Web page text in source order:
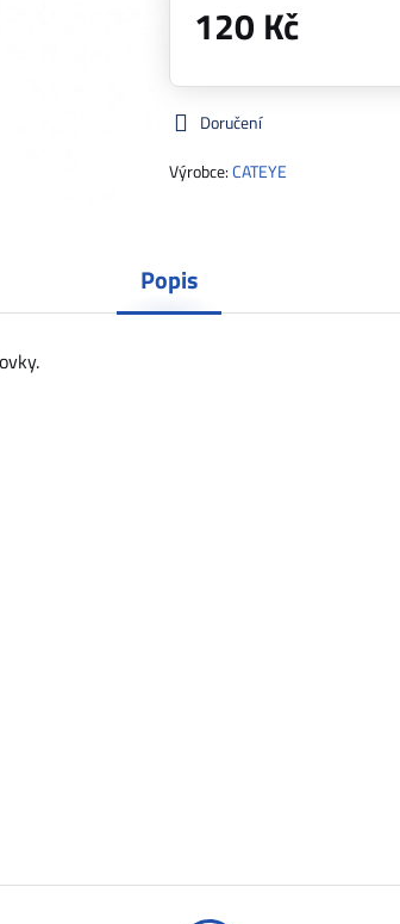
120 Kč
Doručení
Výrobce:CATEYE
Popis